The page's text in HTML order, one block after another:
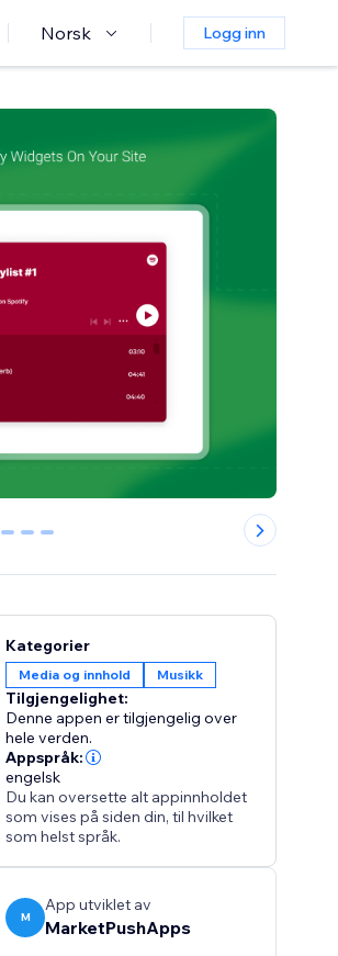
Norsk Logg inn
1 2 3
Kategorier
Media og innhold Musikk
Tilgjengelighet:
Denne appen er tilgjengelig over
hele verden.
Appspråk:
engelsk
Du kan oversette alt appinnholdet
som vises på siden din, til hvilket
som helst språk.
M
App utviklet av
MarketPushApps